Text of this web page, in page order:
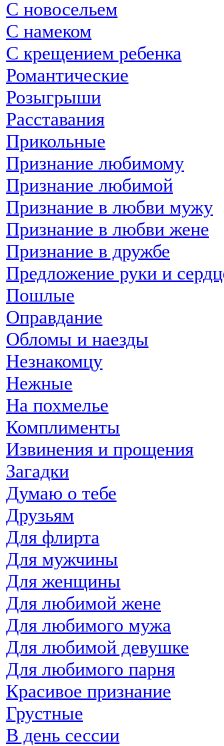
С новосельем
С намеком
С крещением ребенка
Романтические
Розыгрыши
Расставания
Прикольные
Признание любимому
Признание любимой
Признание в любви мужу
Признание в любви жене
Признание в дружбе
Предложение руки и
Пошлые
Оправдание
Обломы и наезды
Незнакомцу
Нежные
На похмелье
Комплименты
Извинения и прощения
Загадки
Думаю о тебе
Друзьям
Для флирта
Для мужчины
Для женщины
Для любимой жене
Для любимого мужа
Для любимой девушке
Для любимого парня
Красивое признание
Грустные
В день сессии